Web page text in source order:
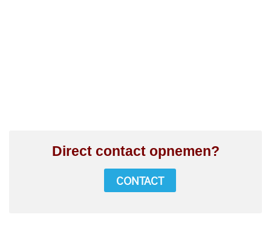
Direct contact opnemen?
CONTACT